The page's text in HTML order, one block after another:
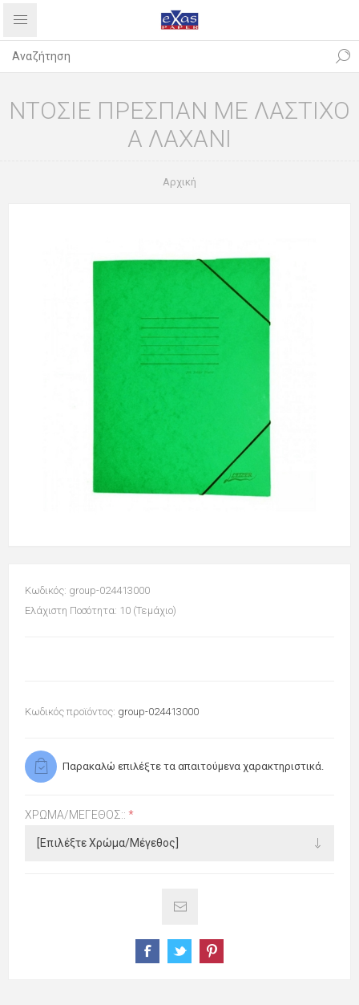
ΝΤΟΣΙΕ ΠΡΕΣΠΑΝ ΜΕ ΛΑΣΤΙΧΟ
Α ΛΑΧΑΝΙ
Αρχική
Κωδικός: group-024413000
Ελάχιστη Ποσότητα: 10 (Τεμάχιο)
Κωδικός προϊόντος: group-024413000
Παρακαλώ επιλέξτε τα απαιτούμενα χαρακτηριστικά.
ΧΡΏΜΑ/ΜΈΓΕΘΟΣ:: *